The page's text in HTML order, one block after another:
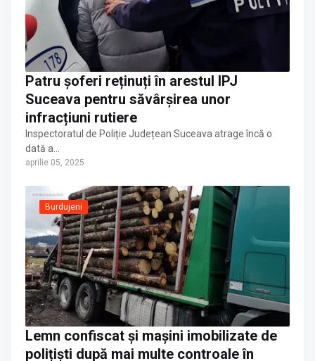
Patru șoferi reținuți în arestul IPJ
Suceava pentru săvârșirea unor
infracțiuni rutiere
Inspectoratul de Poliție Județean Suceava atrage încă o
dată a…
aprilie 05, 2025
Burdujeni
Lemn confiscat și mașini imobilizate de
polițiști după mai multe controale în